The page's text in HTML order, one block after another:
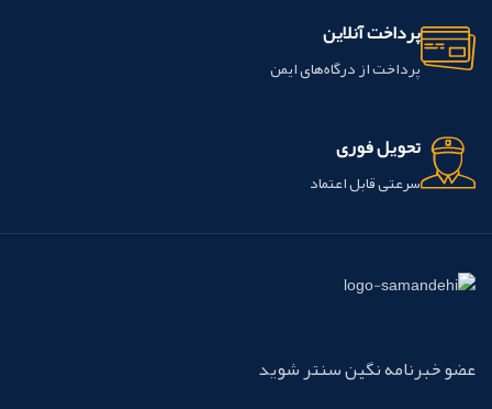
پرداخت آنلاین
پرداخت از درگاه‌های ایمن
تحویل فوری
سرعتی قابل اعتماد
عضو خبرنامه نگین سنتر شوید